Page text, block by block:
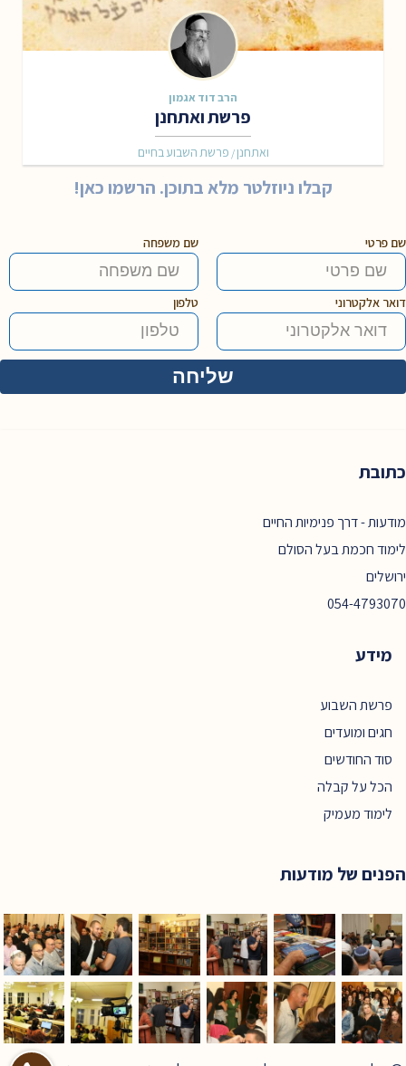
הרב דוד אגמון
פרשת ואתחנן
פרשת השבוע בחיים /ואתחנן
קבלו ניוזלטר מלא בתוכן. הרשמו כאן!
שם פרטי שם משפחה
דואר אלקטרוני טלפון
כתובת
מודעות - דרך פנימיות החיים
לימוד חכמת בעל הסולם
ירושלים
054-4793070
מידע
פרשת השבוע
חגים ומועדים
סוד החודשים
הכל על קבלה
לימוד מעמיק
הפנים של מודעות